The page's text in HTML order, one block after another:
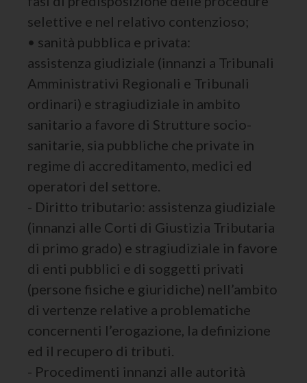
selettive e nel relativo contenzioso;
• sanità pubblica e privata:
assistenza giudiziale (innanzi a Tribunali
Amministrativi Regionali e Tribunali
ordinari) e stragiudiziale in ambito
sanitario a favore di Strutture socio-
sanitarie, sia pubbliche che private in
regime di accreditamento, medici ed
operatori del settore.
- Diritto tributario: assistenza giudiziale
(innanzi alle Corti di Giustizia Tributaria
di primo grado) e stragiudiziale in favore
di enti pubblici e di soggetti privati
(persone fisiche e giuridiche) nell’ambito
di vertenze relative a problematiche
concernenti l’erogazione, la definizione
ed il recupero di tributi.
- Procedimenti innanzi alle autorità